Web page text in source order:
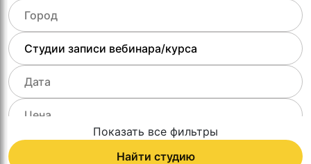
Показать все фильтры
Найти студию